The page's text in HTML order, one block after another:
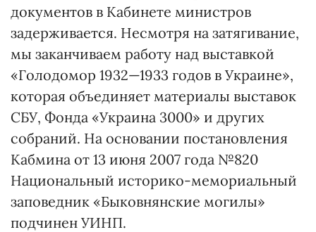
документов в Кабинете министров
задерживается. Несмотря на затягивание,
мы заканчиваем работу над выставкой
«Голодомор 1932—1933 годов в Украине»,
которая объединяет материалы выставок
СБУ, Фонда «Украина 3000» и других
собраний. На основании постановления
Кабмина от 13 июня 2007 года №820
Национальный историко-мемориальный
заповедник «Быковнянские могилы»
подчинен УИНП.